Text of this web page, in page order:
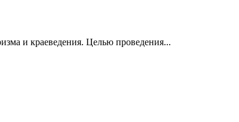
и краеведения. Целью проведения...